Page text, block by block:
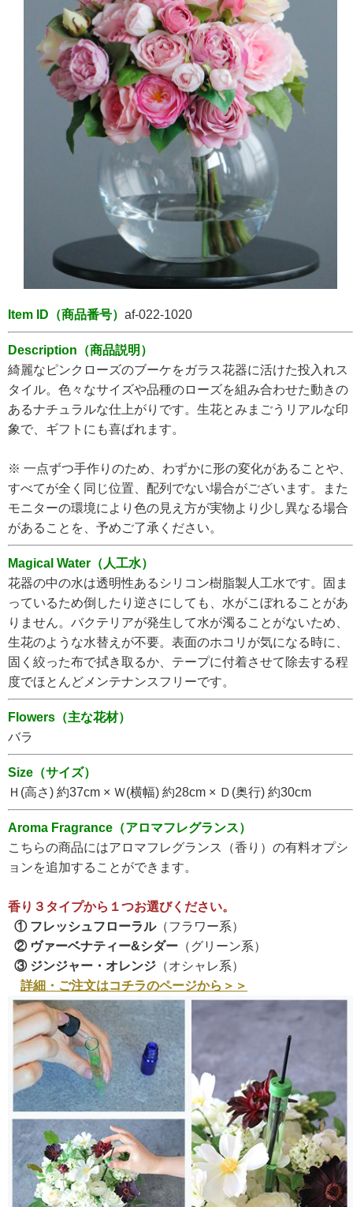
Item ID（商品番号） af-022-1020
Description（商品説明）
綺麗なピンクローズのブーケをガラス花器に活けた投入れス
タイル。色々なサイズや品種のローズを組み合わせた動きの
あるナチュラルな仕上がりです。生花とみまごうリアルな印
象で、ギフトにも喜ばれます。
※ 一点ずつ手作りのため、わずかに形の変化があることや、
すべてが全く同じ位置、配列でない場合がございます。また
モニターの環境により色の見え方が実物より少し異なる場合
があることを、予めご了承ください。
Magical Water（人工水）
花器の中の水は透明性あるシリコン樹脂製人工水です。固ま
っているため倒したり逆さにしても、水がこぼれることがあ
りません。バクテリアが発生して水が濁ることがないため、
生花のような水替えが不要。表面のホコリが気になる時に、
固く絞った布で拭き取るか、テープに付着させて除去する程
度でほとんどメンテナンスフリーです。
Flowers（主な花材）
バラ
Size（サイズ）
Ｈ(高さ) 約37cm × Ｗ(横幅) 約28cm × Ｄ(奥行) 約30cm
Aroma Fragrance（アロマフレグランス）
こちらの商品にはアロマフレグランス（香り）の有料オプシ
ョンを追加することができます。
香り３タイプから１つお選びください。
① フレッシュフローラル（フラワー系）
② ヴァーベナティー&シダー （グリーン系）
③ ジンジャー・オレンジ （オシャレ系）
詳細・ご注文はコチラのページから＞＞